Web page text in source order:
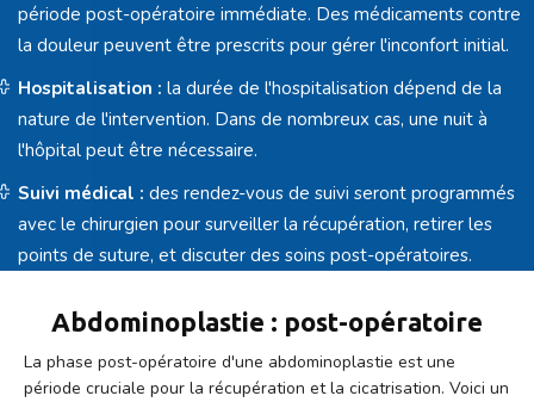
période post-opératoire immédiate. Des médicaments contre
la douleur peuvent être prescrits pour gérer l'inconfort initial.
Hospitalisation : la durée de l'hospitalisation dépend de la
nature de l'intervention. Dans de nombreux cas, une nuit à
l'hôpital peut être nécessaire.
Suivi médical : des rendez-vous de suivi seront programmés
avec le chirurgien pour surveiller la récupération, retirer les
points de suture, et discuter des soins post-opératoires.
Abdominoplastie : post-opératoire
La phase post-opératoire d'une abdominoplastie est une
période cruciale pour la récupération et la cicatrisation. Voici un